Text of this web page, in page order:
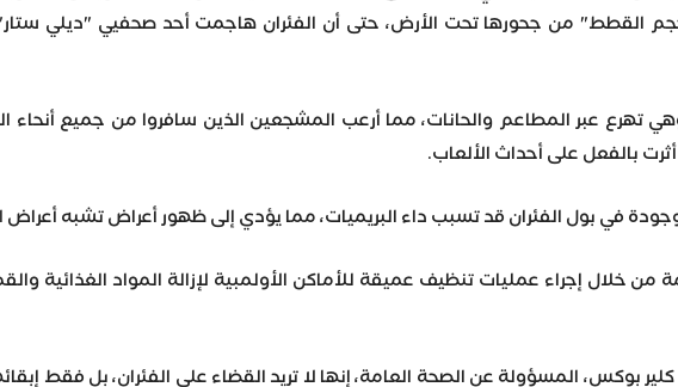
"ضخم بحجم القطط" من جحورها تحت الأرض، حتى أن الفئران هاجمت أحد صحفيي "ديلي
تهرع عبر المطاعم والحانات، مما أرعب المشجعين الذين سافروا من جميع أنحاء
بالفعل على أحداث الألعاب.
في بول الفئران قد تسبب داء البريميات، مما يؤدي إلى ظهور أعراض تشبه أعراض
من خلال إجراء عمليات تنظيف عميقة للأماكن الأولمبية لإزالة المواد الغذائية
بوكس، المسؤولة عن الصحة العامة، إنها لا تريد القضاء على الفئران، بل فقط